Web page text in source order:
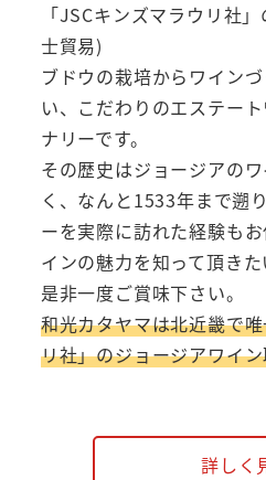
「JSCキンズマラウリ社
士貿易)
ブドウの栽培からワイン
い、こだわりのエステー
ナリーです。
その歴史はジョージアの
く、なんと1533年まで遡
ーを実際に訪れた経験も
インの魅力を知って頂きた
是非一度ご賞味下さい。
和光カタヤマは北近畿で
リ社」のジョージアワイ
詳しく